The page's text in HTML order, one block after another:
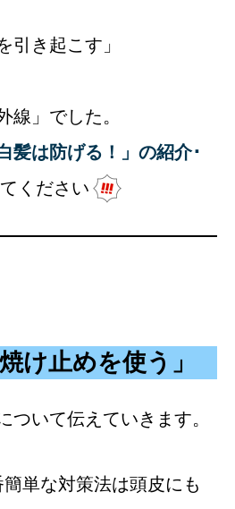
引き起こす」
線」でした。
白髪は防げる！」の紹介･
ください
け止めを使う」
ついて伝えていきます。
単な対策法は頭皮にも